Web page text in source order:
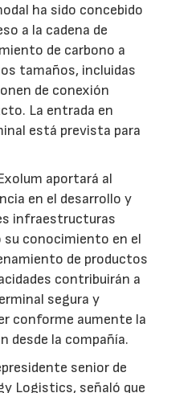
ha sido concebido
a la cadena de
de carbono a
tamaños, incluidas
de conexión
La entrada en
está prevista para
aportará al
en el desarrollo y
infraestructuras
conocimiento en el
de productos
contribuirán a
segura y
conforme aumente la
desde la compañía.
senior de
Logistics, señaló que